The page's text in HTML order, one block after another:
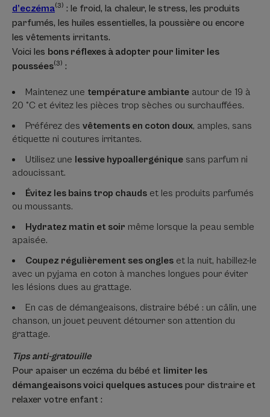
d’eczéma(3) : le froid, la chaleur, le stress, les produits
parfumés, les huiles essentielles, la poussière ou encore
les vêtements irritants.
Voici les bons réflexes à adopter pour limiter les
poussées(3) :
Maintenez une température ambiante autour de 19 à
20 °C et évitez les pièces trop sèches ou surchauffées.
Préférez des vêtements en coton doux, amples, sans
étiquette ni coutures irritantes.
Utilisez une lessive hypoallergénique sans parfum ni
adoucissant.
Évitez les bains trop chauds et les produits parfumés
ou moussants.
Hydratez matin et soir même lorsque la peau semble
apaisée.
Coupez régulièrement ses ongles et la nuit, habillez-le
avec un pyjama en coton à manches longues pour éviter
les lésions dues au grattage.
En cas de démangeaisons, distraire bébé : un câlin, une
chanson, un jouet peuvent détourner son attention du
grattage.
Tips anti-gratouille
Pour apaiser un eczéma du bébé et limiter les
démangeaisons voici quelques astuces pour distraire et
relaxer votre enfant :